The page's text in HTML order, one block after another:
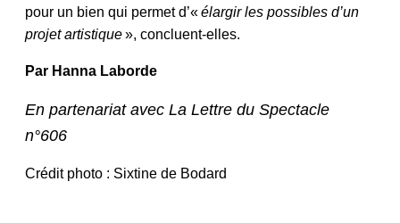
pour un bien qui permet d’«élargir les possibles d’un
projet artistique», concluent-elles.
Par Hanna Laborde
En partenariat avec La Lettre du Spectacle
n°606
Crédit photo : Sixtine de Bodard